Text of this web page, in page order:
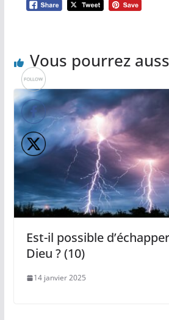
Vous pourrez
Est-il possible
Dieu ? (10)
14 janvier 2025